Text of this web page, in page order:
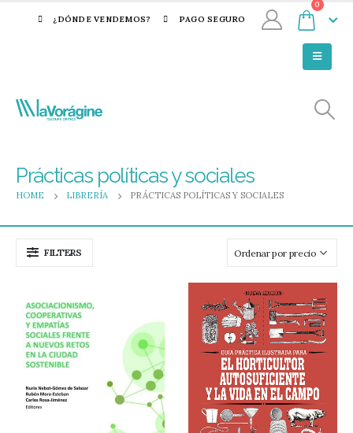
¿DÓNDE VENDEMOS? PAGO SEGURO
0
Prácticas políticas y sociales
HOME LIBRERÍA PRÁCTICAS POLÍTICAS Y SOCIALES
FILTERS